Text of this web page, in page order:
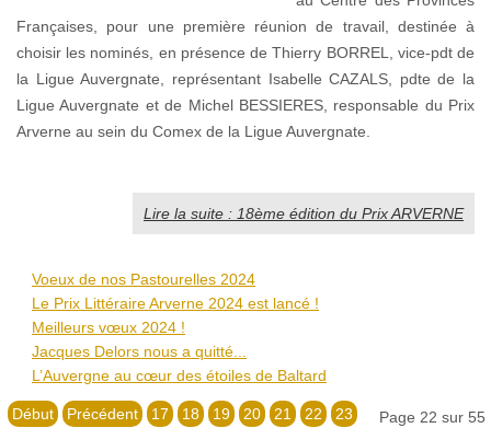
Françaises, pour une première réunion de travail, destinée à
choisir les nominés, en présence de Thierry BORREL, vice-pdt de
la Ligue Auvergnate, représentant Isabelle CAZALS, pdte de la
Ligue Auvergnate et de Michel BESSIERES, responsable du Prix
Arverne au sein du Comex de la Ligue Auvergnate.
Lire la suite : 18ème édition du Prix ARVERNE
Voeux de nos Pastourelles 2024
Le Prix Littéraire Arverne 2024 est lancé !
Meilleurs vœux 2024 !
Jacques Delors nous a quitté...
L’Auvergne au cœur des étoiles de Baltard
Page 22 sur 55
Début Précédent 17 18 19 20 21 22
23